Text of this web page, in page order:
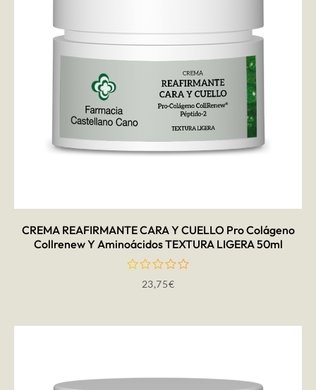
AÑADIR AL CARRITO
CREMA REAFIRMANTE CARA Y CUELLO Pro Colágeno
Collrenew Y Aminoácidos TEXTURA LIGERA 50ml
23,75€